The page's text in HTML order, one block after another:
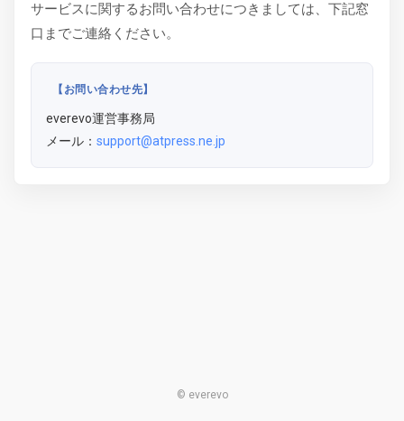
サービスに関するお問い合わせにつきましては、下記窓
口までご連絡ください。
【お問い合わせ先】
everevo運営事務局
メール： support@atpress.ne.jp
© everevo